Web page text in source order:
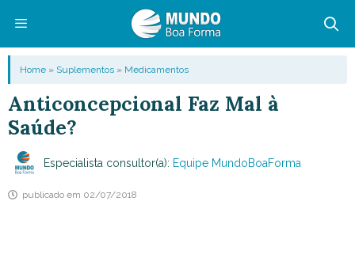
conteúdo
Menu
Home » Suplementos » Medicamentos
Anticoncepcional Faz Mal à
Saúde?
Especialista consultor(a): Equipe MundoBoaForma
publicado em 02/07/2018